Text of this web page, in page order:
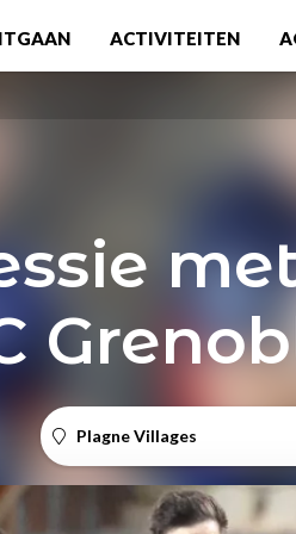
ACTIVITEITEN
Plagne Villages